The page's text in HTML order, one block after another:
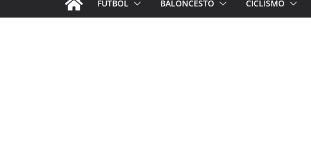
FÚTBOL BALONCESTO CICLISMO